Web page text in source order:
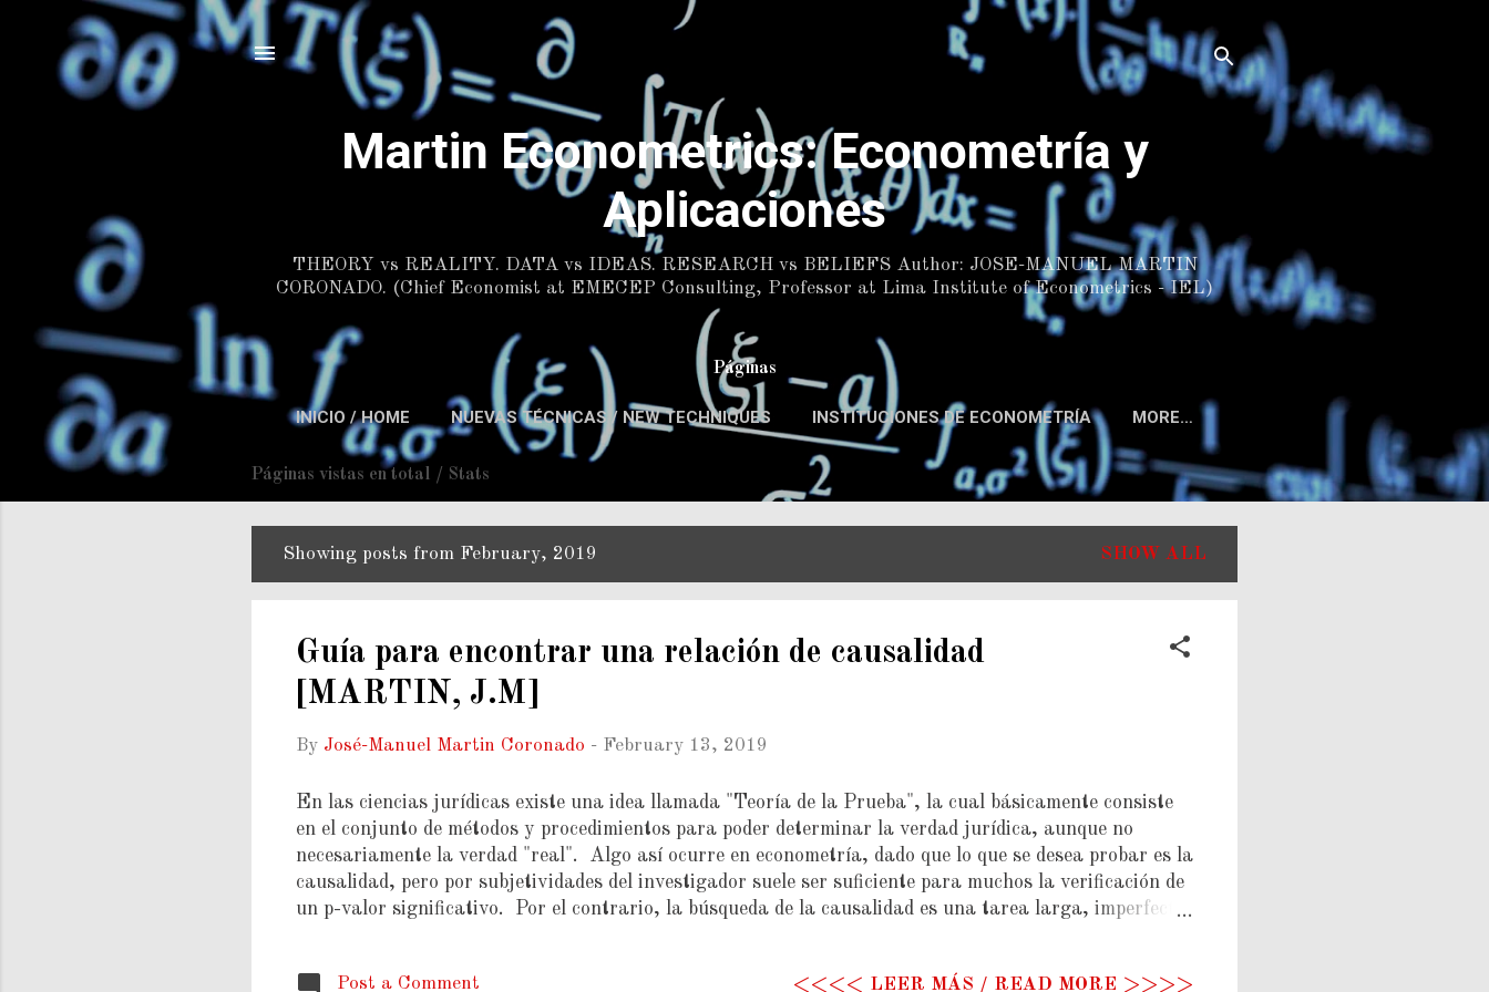
Skip to main content
Martin Econometrics: Econometría y
Aplicaciones
THEORY vs REALITY. DATA vs IDEAS. RESEARCH vs BELIEFS Author: JOSE-MANUEL MARTIN
CORONADO. (Chief Economist at EMECEP Consulting, Professor at Lima Institute of Econometrics - IEL)
Páginas
INICIO / HOME NUEVAS TÉCNICAS / NEW TECHNIQUES INSTITUCIONES DE ECONOMETRÍA MORE…
Páginas vistas en total / Stats
o
Showing posts from February, 2019 SHOW ALL
Guía para encontrar una relación de causalidad
[MARTIN, J.M]
By José-Manuel Martin Coronado - February 13, 2019
En las ciencias jurídicas existe una idea llamada "Teoría de la Prueba", la cual básicamente consiste
en el conjunto de métodos y procedimientos para poder determinar la verdad jurídica, aunque no
necesariamente la verdad "real". Algo así ocurre en econometría, dado que lo que se desea probar es la
causalidad, pero por subjetividades del investigador suele ser suficiente para muchos la verificación de
un p-valor significativo. Por el contrario, la búsqueda de la causalidad es una tarea larga, imperfecta
Post a Comment <<<< LEER MÁS / READ MORE >>>>